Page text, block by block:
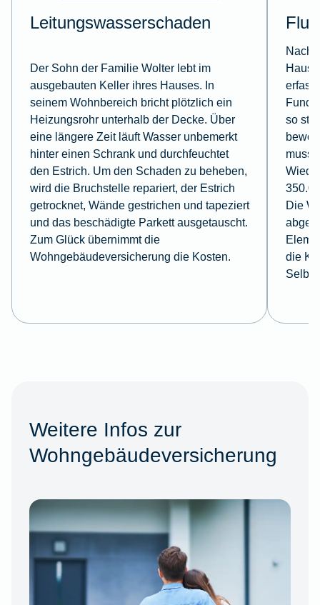
Leitungswasserschaden
Der Sohn der Familie Wolter lebt im
ausgebauten Keller ihres Hauses. In
seinem Wohnbereich bricht plötzlich ein
Heizungsrohr unterhalb der Decke. Über
eine längere Zeit läuft Wasser unbemerkt
hinter einen Schrank und durchfeuchtet
den Estrich. Um den Schaden zu beheben,
wird die Bruchstelle repariert, der Estrich
getrocknet, Wände gestrichen und tapeziert
und das beschädigte Parkett ausgetauscht.
Zum Glück übernimmt die
Wohngebäudeversicherung die Kosten.
Nach
Haus
so
muss.
Die
die
Weitere Infos zur
Wohngebäudeversicherung